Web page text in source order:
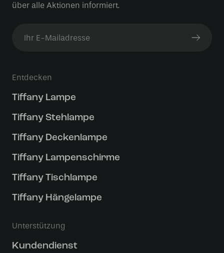
über alle Aktionen informiert.
Entdecken
Tiffany Lampe
Tiffany Stehlampe
Tiffany Deckenlampe
Tiffany Lampenschirme
Tiffany Tischlampe
Tiffany Hängelampe
Unterstützung
Kundendienst